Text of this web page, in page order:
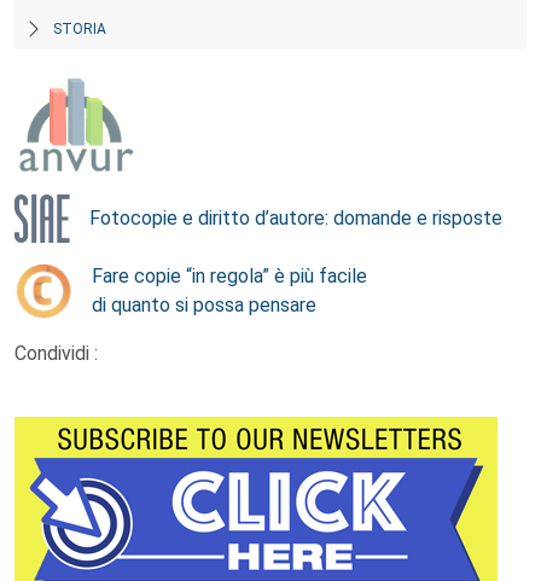
STORIA
Fotocopie e diritto d’autore: domande e risposte
Fare copie “in regola” è più facile
di quanto si possa pensare
Condividi :